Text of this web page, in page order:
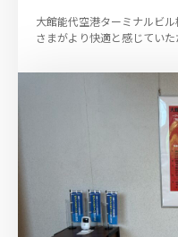
大館能代空港ターミナルビ
さまがより快適と感じてい